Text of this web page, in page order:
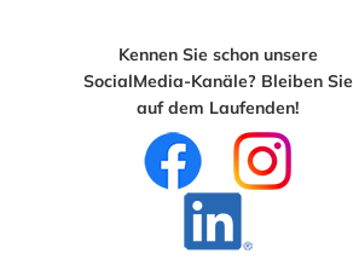
Kennen Sie schon unsere
SocialMedia-Kanäle? Bleiben Sie
auf dem Laufenden!